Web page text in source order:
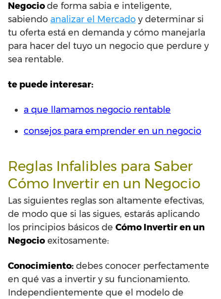
Negociode forma sabia e inteligente,
sabiendo analizar el Mercado y determinar si
tu oferta está en demanda y cómo manejarla
para hacer del tuyo un negocio que perdure y
sea rentable.
te puede interesar:
a que llamamos negocio rentable
consejos para emprender en un negocio
Reglas Infalibles para Saber
Cómo Invertir en un Negocio
Las siguientes reglas son altamente efectivas,
de modo que si las sigues, estarás aplicando
los principios básicos de Cómo Invertir en un
Negocio exitosamente:
Conocimiento: debes conocer perfectamente
en qué vas a invertir y su funcionamiento.
Independientemente que el modelo de